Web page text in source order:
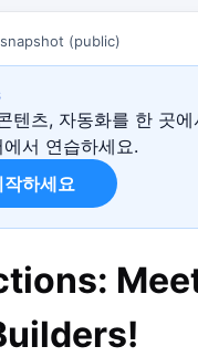
(public)
텐츠, 자동화를 한 곳
서 연습하세요.
작하세요